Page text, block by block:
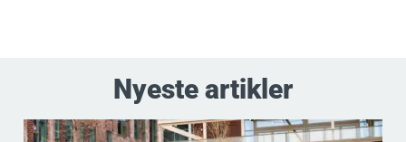
Nyeste artikler